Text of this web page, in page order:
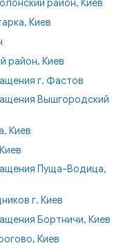
Киев
район, Киев
г. Фастов
Вышгородский
Киев
Пуща-Водица,
г. Киев
Бортничи, Киев
Киев